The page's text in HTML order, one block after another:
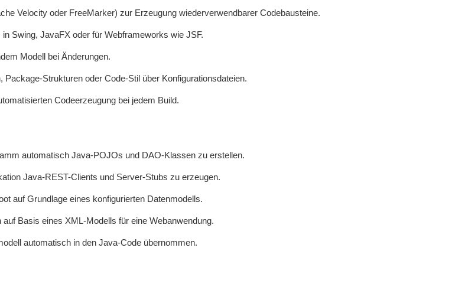
Velocity oder FreeMarker) zur Erzeugung wiederverwendbarer Codebausteine.
Swing, JavaFX oder für Webframeworks wie JSF.
Modell bei Änderungen.
Strukturen oder Code-Stil über Konfigurationsdateien.
Codeerzeugung bei jedem Build.
automatisch Java-POJOs und DAO-Klassen zu erstellen.
Java-REST-Clients und Server-Stubs zu erzeugen.
auf Grundlage eines konfigurierten Datenmodells.
Basis eines XML-Modells für eine Webanwendung.
automatisch in den Java-Code übernommen.